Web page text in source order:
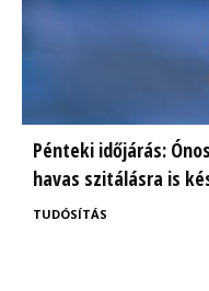
Pénteki időjárás:
havas szitálásra is
TUDÓSÍTÁS